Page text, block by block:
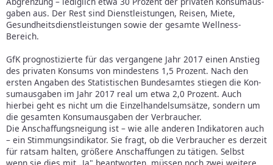
gaben aus. Der Rest sind Dienstleistungen, Reisen, Miete,
Gesundheitsdienstleistungen sowie der gesamte Wellness-
Bereich.
GfK prognostizierte für das vergangene Jahr 2017 einen Anstieg
des privaten Konsums von mindestens 1,5 Prozent. Nach den
ersten Angaben des Statistischen Bundesamtes stiegen die Kon-
sumausgaben im Jahr 2017 real um etwa 2,0 Prozent. Auch
hierbei geht es nicht um die Einzelhandelsumsätze, sondern um
die gesamten Konsumausgaben der Verbraucher.
Die Anschaffungsneigung ist – wie alle anderen Indikatoren auch
– ein Stimmungsindikator. Sie fragt, ob die Verbraucher es derzeit
für ratsam halten, größere Anschaffungen zu tätigen. Selbst